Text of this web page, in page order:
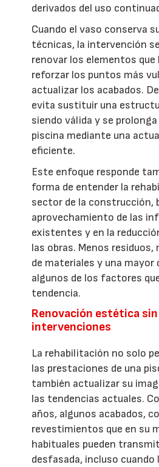
derivados del uso
Cuando el vaso conserva
técnicas, la intervención
renovar los elementos
reforzar los puntos más
actualizar los acabados.
evita sustituir una
siendo válida y se
piscina mediante una
eficiente.
Este enfoque responde
forma de entender la
sector de la construcción,
aprovechamiento de las
existentes y en la
las obras. Menos
de materiales y una mayor
algunos de los factores
tendencia.
Renovación estética
intervenciones
La rehabilitación no solo
las prestaciones de una
también actualizar su
las tendencias actuales.
años, algunos acabados,
revestimientos que en su
habituales pueden
desfasada, incluso